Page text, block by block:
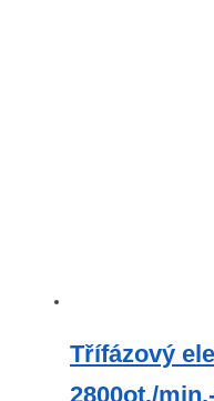
Třífázový
2800ot./